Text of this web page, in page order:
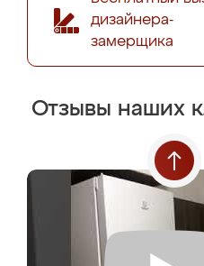
дизайнера-
замерщика
Отзывы наших